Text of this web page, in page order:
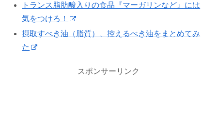
トランス脂肪酸入りの食品『マーガリンなど』には
気をつけろ！
摂取すべき油（脂質）、控えるべき油をまとめてみ
た
スポンサーリンク